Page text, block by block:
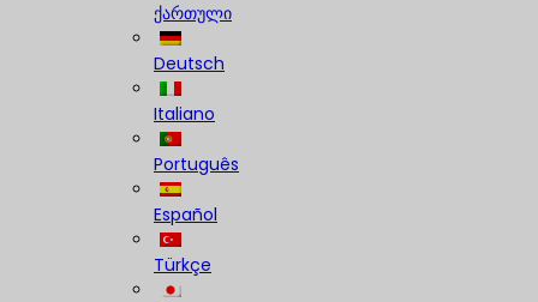
ქართული
Deutsch
Italiano
Português
Español
Türkçe